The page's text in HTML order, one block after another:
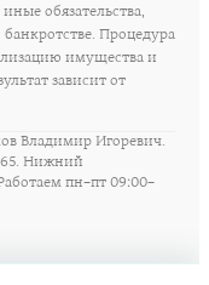
обязательства,
банкротстве. Процедура
имущества и
зависит от
Владимир Игоревич.
Нижний
пн–пт 09:00–